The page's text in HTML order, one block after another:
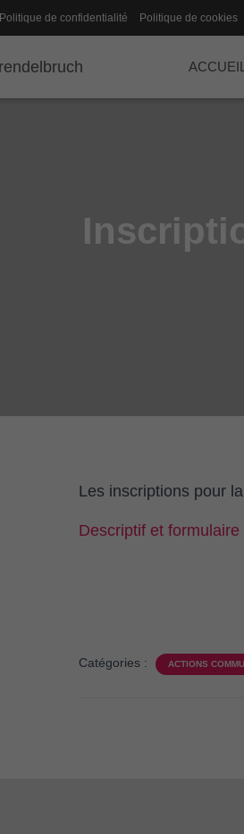
Politique de confidentialité Politique de cookies
ACCUEIL
Les inscriptions pour
Descriptif et
Catégories : ACTIONS